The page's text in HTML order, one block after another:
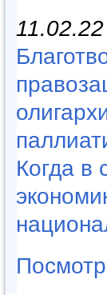
11.02.22
Когда в